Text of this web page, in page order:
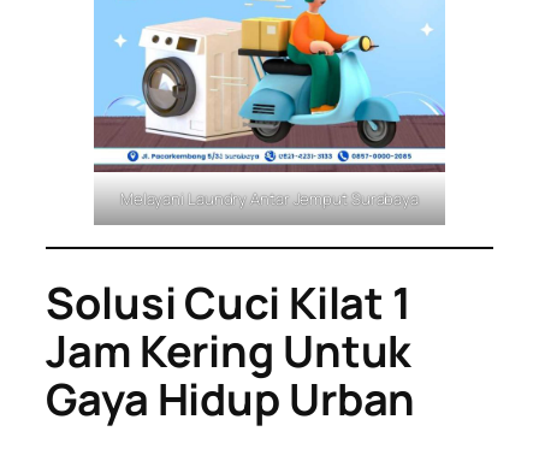
Melayani Laundry Antar Jemput Surabaya
Solusi Cuci Kilat 1
Jam Kering Untuk
Gaya Hidup Urban